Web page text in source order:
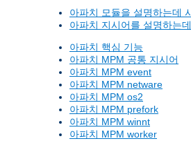
아파치 모듈을 설명하는데
아파치 지시어를 설명하는
아파치 핵심 기능
아파치 MPM 공통 지시어
아파치 MPM event
아파치 MPM netware
아파치 MPM os2
아파치 MPM prefork
아파치 MPM winnt
아파치 MPM worker